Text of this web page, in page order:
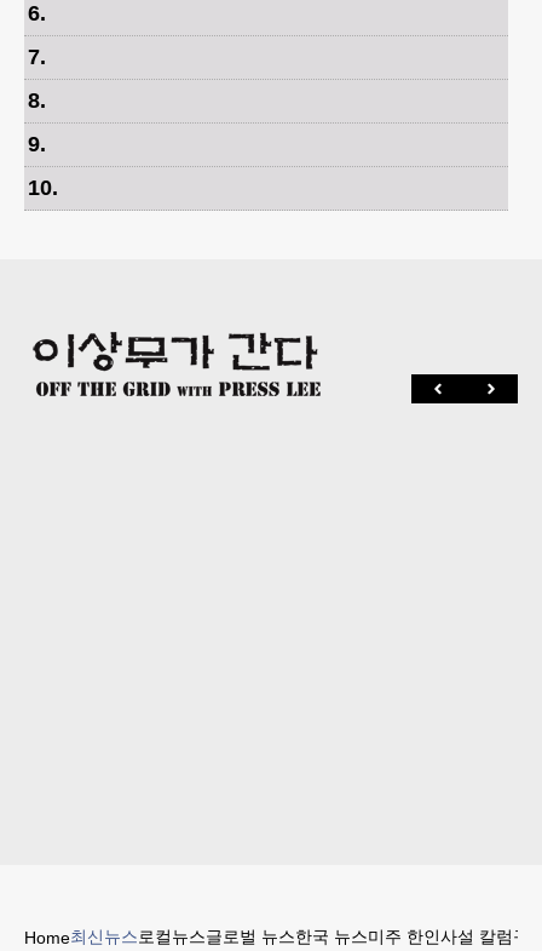
6.
7.
8.
9.
10.
Home최신뉴스로컬뉴스글로벌 뉴스한국 뉴스미주 한인사설 칼럼구